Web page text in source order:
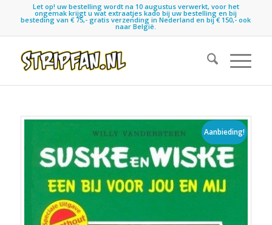
Let op! uw bestelling wordt na 10 augustus verwerkt, voor het
ongemak krijgt u wat extraatjes kado bij uw bestelling en bij
besteding van € 75,- gratis verzending in Nederland en bij € 150,- ook
naar België.
Aanbieding!